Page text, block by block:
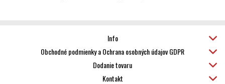
Info
Obchodné podmienky a Ochrana osobných údajov GDPR
Dodanie tovaru
Kontakt